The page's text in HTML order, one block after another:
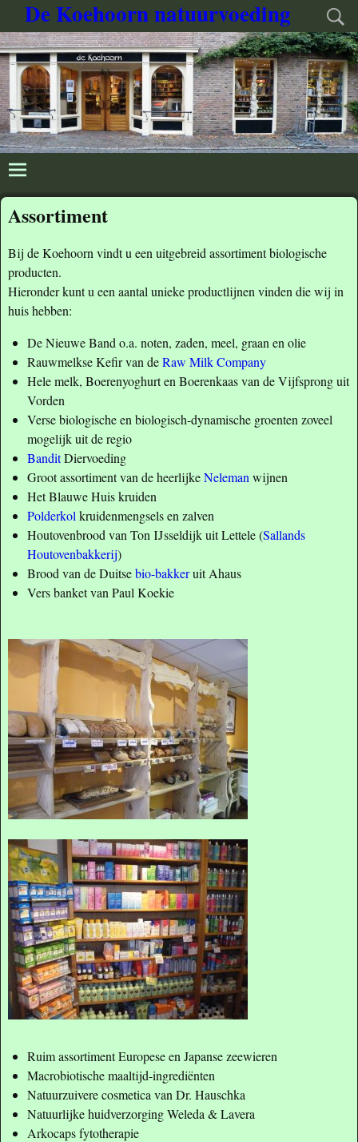
De Koehoorn natuurvoeding
Assortiment
Bij de Koehoorn vindt u een uitgebreid assortiment biologische
producten.
Hieronder kunt u een aantal unieke productlijnen vinden die wij in
huis hebben:
De Nieuwe Band o.a. noten, zaden, meel, graan en olie
Rauwmelkse Kefir van deRaw Milk Company
Hele melk, Boerenyoghurt en Boerenkaas van de Vijfsprong uit
Vorden
Verse biologische en biologisch-dynamische groenten zoveel
mogelijk uit de regio
BanditDiervoeding
Groot assortiment van de heerlijkeNeleman wijnen
Het Blauwe Huis kruiden
Polderkol kruidenmengsels en zalven
Houtovenbrood van Ton IJsseldijk uit Lettele (Sallands
Houtovenbakkerij)
Brood van de Duitsebio-bakkeruit Ahaus
Vers banket van Paul Koekie
Ruim assortiment Europese en Japanse zeewieren
Macrobiotische maaltijd-ingrediënten
Natuurzuivere cosmetica van Dr. Hauschka
Natuurlijke huidverzorging Weleda & Lavera
Arkocaps fytotherapie